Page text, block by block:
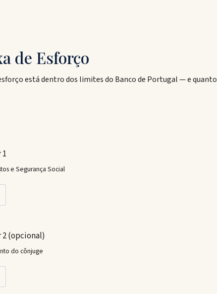
de Esforço
está dentro dos limites do Banco de Portugal — e quanto
e Segurança Social
(opcional)
do cônjuge